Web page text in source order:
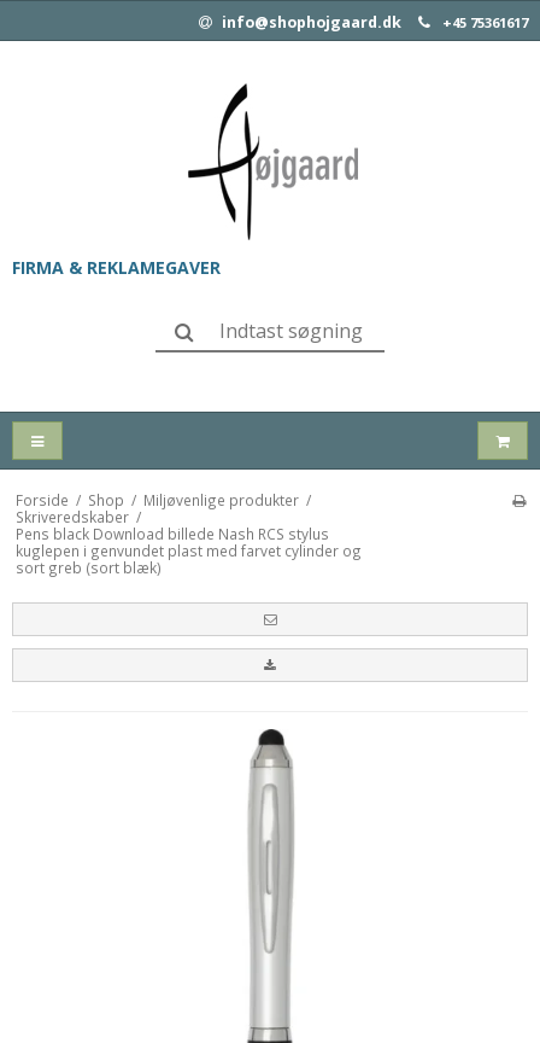
info@shophojgaard.dk +45 75361617
FIRMA & REKLAMEGAVER
Forside / Shop / Miljøvenlige produkter /
Skriveredskaber /
Pens black Download billede Nash RCS stylus
kuglepen i genvundet plast med farvet cylinder og
sort greb (sort blæk)